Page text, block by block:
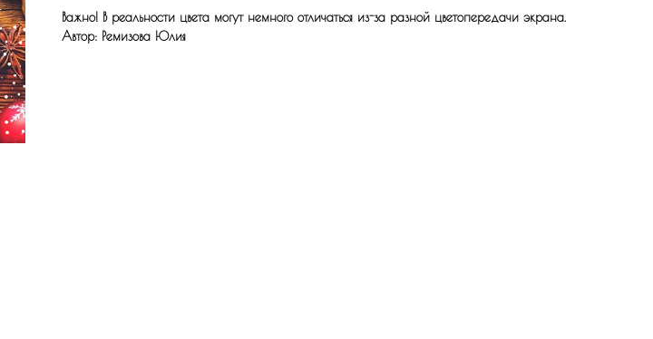
Важно! В реальности цвета могут немного отличаться из-за разной цветопередачи экрана.
Автор: Ремизова Юлия